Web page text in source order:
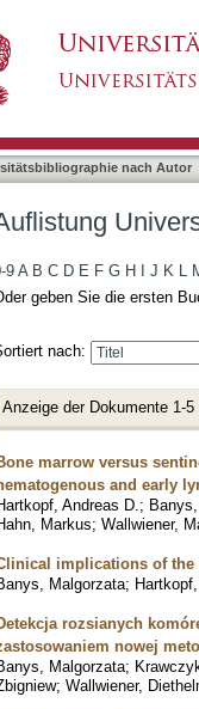
nach Autor
9A B C D E F G H J K L
geben Sie die ersten
nach:
Anzeige der Dokumente 1-5
marrow versus
and early
Andreas D. ;
Markus; Wallwiener,
implications of the
Malgorzata;
rozsianych
nowej
Malgorzata;
; Wallwiener,